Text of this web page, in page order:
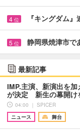
4 位 『キングダム
5 位 静岡県焼津市
最新記事
IMP.主演、新演出を
が決定 新生の幕開け
04:00 ｜ SPICER
ニュース
舞台